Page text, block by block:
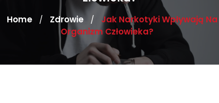
Home / Zdrowie /
Jak Narkotyki Wpływają Na
Organizm Człowieka?